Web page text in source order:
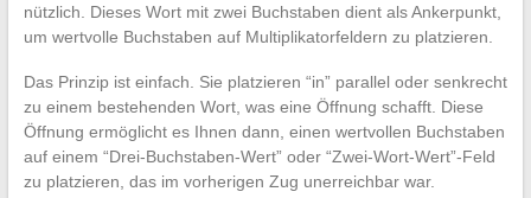
nützlich. Dieses Wort mit zwei Buchstaben dient als Ankerpunkt,
um wertvolle Buchstaben auf Multiplikatorfeldern zu platzieren.
Das Prinzip ist einfach. Sie platzieren “in” parallel oder senkrecht
zu einem bestehenden Wort, was eine Öffnung schafft. Diese
Öffnung ermöglicht es Ihnen dann, einen wertvollen Buchstaben
auf einem “Drei-Buchstaben-Wert” oder “Zwei-Wort-Wert”-Feld
zu platzieren, das im vorherigen Zug unerreichbar war.